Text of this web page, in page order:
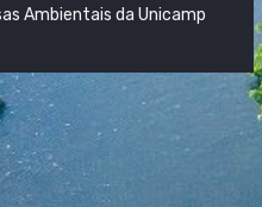
Ambientais da Unicamp